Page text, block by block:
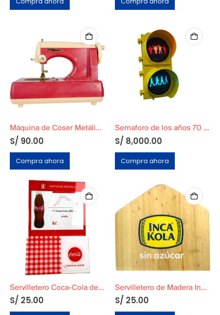
Máquina de Coser Metálica Blanca
S/ 90.00
Compra ahora
Semaforo de los años 70 – Original
S/ 8,000.00
Compra ahora
Servilletero Coca-Cola de Plástico
S/ 25.00
Servilletero de Madera Inca Kola Sin Azúcar
S/ 25.00